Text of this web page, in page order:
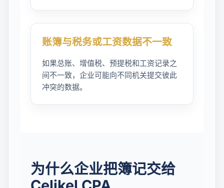
账簿与税务或工资数据不一致
如果总账、增值税、预提税和工资记录之
间不一致，企业可能向不同机关提交彼此
冲突的数据。
为什么企业把簿记交给